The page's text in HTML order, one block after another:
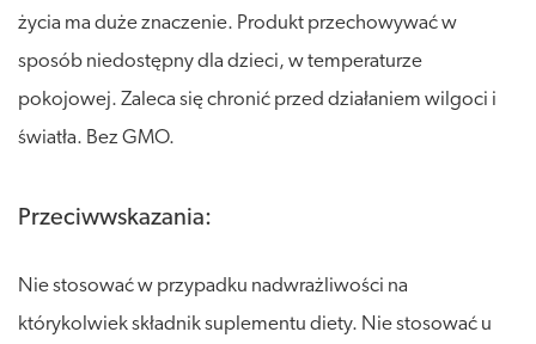
życia ma duże znaczenie. Produkt przechowywać w
sposób niedostępny dla dzieci, w temperaturze
pokojowej. Zaleca się chronić przed działaniem wilgoci i
światła. Bez GMO.
Przeciwwskazania:
Nie stosować w przypadku nadwrażliwości na
którykolwiek składnik suplementu diety. Nie stosować u